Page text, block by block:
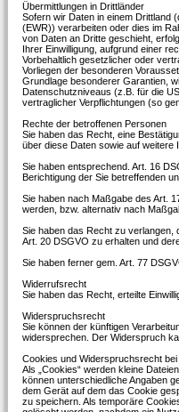
Übermittlungen in Drittländer
Sofern wir Daten in einem Drittland
(EWR)) verarbeiten oder dies im
von Daten an Dritte geschieht,
Ihrer Einwilligung, aufgrund einer
Vorbehaltlich gesetzlicher oder
Vorliegen der besonderen
Grundlage besonderer Garantien,
Datenschutzniveaus (z.B. für die
vertraglicher Verpflichtungen (so
Rechte der betroffenen Personen
Sie haben das Recht, eine
über diese Daten sowie auf weitere
Sie haben entsprechend. Art. 16
Berichtigung der Sie betreffenden
Sie haben nach Maßgabe des Art.
werden, bzw. alternativ nach
Sie haben das Recht zu verlangen,
Art. 20 DSGVO zu erhalten und
Sie haben ferner gem. Art. 77
Widerrufsrecht
Sie haben das Recht, erteilte
Widerspruchsrecht
Sie können der künftigen
widersprechen. Der Widerspruch
Cookies und Widerspruchsrecht
Als „Cookies“ werden kleine
können unterschiedliche Angaben
dem Gerät auf dem das Cookie
zu speichern. Als temporäre